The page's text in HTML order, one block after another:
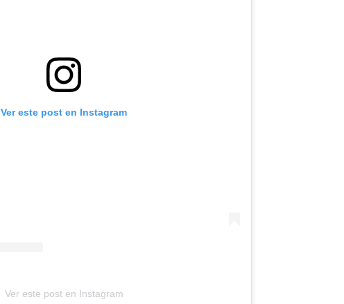
Ver este post en Instagram
Ver este post en Instagram